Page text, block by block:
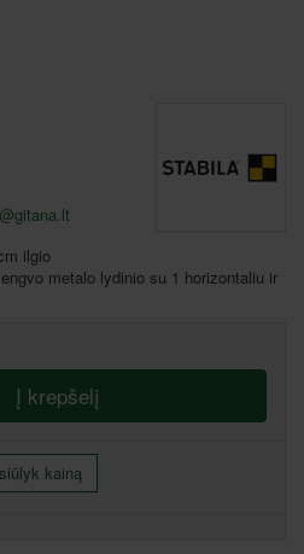
ilgio
metalo lydinio su 1 horizontaliu ir
Į krepšelį
kainą